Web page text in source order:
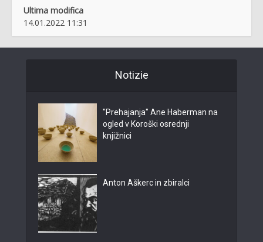
Ultima modifica
14.01.2022 11:31
Notizie
"Prehajanja" Ane Haberman na
ogled v Koroški osrednji
knjižnici
Anton Aškerc in zbiralci